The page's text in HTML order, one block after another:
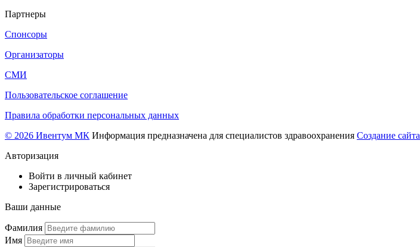
Партнеры
Спонсоры
Организаторы
СМИ
Пользовательское соглашение
Правила обработки персональных данных
© 2026 Ивентум МК Информация предназначена для специалистов здравоохранения Создание сайта
Авторизация
Войти в личный кабинет
Зарегистрироваться
Ваши данные
Фамилия
Имя